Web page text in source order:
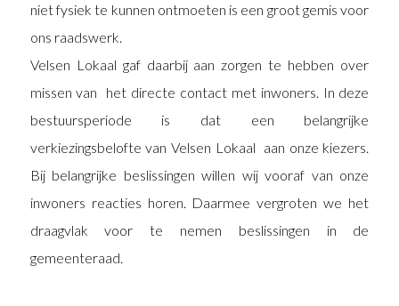
niet fysiek te kunnen ontmoeten is een groot gemis voor
ons raadswerk.
Velsen Lokaal gaf daarbij aan zorgen te hebben over
missen van het directe contact met inwoners. In deze
bestuursperiode is dat een belangrijke
verkiezingsbelofte van Velsen Lokaal aan onze kiezers.
Bij belangrijke beslissingen willen wij vooraf van onze
inwoners reacties horen. Daarmee vergroten we het
draagvlak voor te nemen beslissingen in de
gemeenteraad.